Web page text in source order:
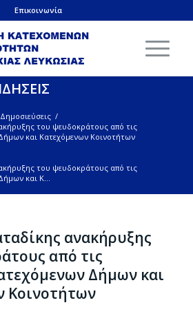
Επικοινωνία
/
του ψευδοκράτους από τις
και Κατεχόμενων Κοινοτήτων
του ψευδοκράτους από τις
και Κ...
ανακήρυξης
από τις
Δήμων και
Κοινοτήτων